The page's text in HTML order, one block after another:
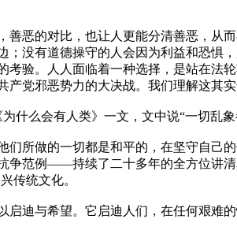
善恶的对比，也让人更能分清善恶，
；没有道德操守的人会因为利益和恐
验。人人面临着一种选择，是站在
党邪恶势力的大决战。我们理解这其实
什么会有人类》一文，文中说“一切乱
所做的一切都是和平的，在坚守自己
争范例——持续了二十多年的全方位讲
传统文化。
迪与希望。它启迪人们，在任何艰难